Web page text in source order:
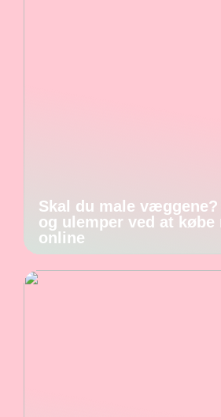
Skal du male væggene?
og ulemper ved at købe
online